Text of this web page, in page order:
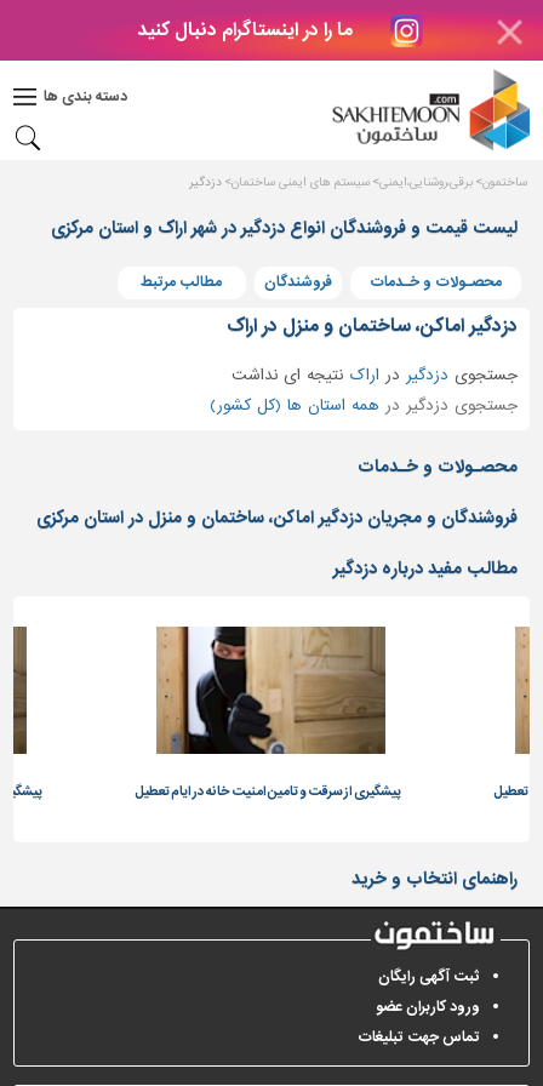
ما را در اینستاگرام دنبال کنید
دسته بندی ها
دکوراسیون
بتن
های
بتنی
و
پنجره
ساختمانی
نرده
و
حفاظ
کفپوش
محوطه
سازی
نما
ساخت
ساز
ساختمون برقی،روشنایی،ایمنی سیستم های ایمنی ساختمان دزدگیر
لیست قیمت و فروشندگان انواع دزدگیر در شهر اراک و استان مرکزی
محصـولات و خـدمات فروشندگان مطالب مرتبط
دزدگیر اماکن، ساختمان و منزل در اراک
جستجوی دزدگیر در اراک نتیجه ای نداشت
جستجوی دزدگیر در همه استان ها (کل کشور)
محصـولات و خـدمات
فروشندگان و مجریان دزدگیر اماکن، ساختمان و منزل در استان مرکزی
مطالب مفید درباره دزدگیر
تعطیل پیشگیری از سرقت و تامین امنیت خانه در ایام تعطیل
راهنمای انتخاب و خرید
ثبت آگهی رایگان
ورود کاربران عضو
تماس جهت تبلیغات